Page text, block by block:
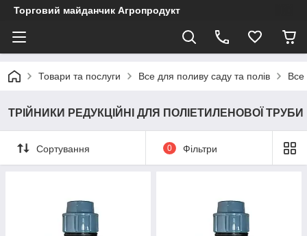
Торговий майданчик Агропродукт
Товари та послуги Все для поливу саду та полів Все
ТРІЙНИКИ РЕДУКЦІЙНІ ДЛЯ ПОЛІЕТИЛЕНОВОЇ ТРУБИ
Сортування 0 Фільтри